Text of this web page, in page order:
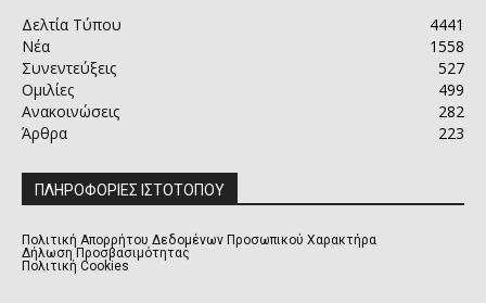
Δελτία Τύπου
4441
Νέα
1558
Συνεντεύξεις
527
Ομιλίες
499
Ανακοινώσεις
282
Άρθρα
223
ΠΛΗΡΟΦΟΡΙΕΣ ΙΣΤΟΤΟΠΟΥ
Πολιτική Απορρήτου Δεδομένων Προσωπικού Χαρακτήρα
Δήλωση Προσβασιμότητας
Πολιτική Cookies